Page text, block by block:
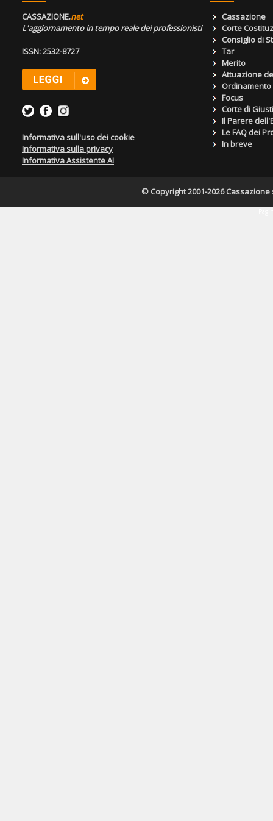
CASSAZIONE.net
L'aggiornamento in tempo reale dei professionisti
ISSN: 2532-8727
Informativa sull'uso dei cookie
Informativa sulla privacy
Informativa Assistente AI
Cassazione
Corte
Consiglio di
Tar
Merito
Attuazione
Focus
Corte di
Il Parere
Le FAQ dei
In breve
© Copyright 2001-2026 Cassazione